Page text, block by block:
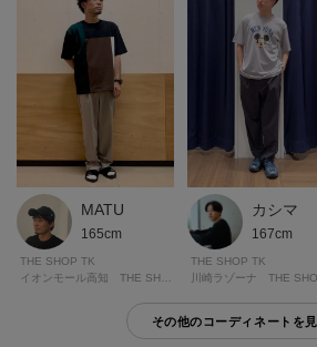
※ジーンズ仕上げの場合、製品寸法より－3cmか
※シングル（レディス）仕上げの場合、製品寸法
※シングル（メンズ）仕上げの場合、製品寸法よ
※ダブル仕上げの場合、製品寸法より－11cmから
加工方法は商品よって異なりますので入力画面で
モデル情報：身長182cm B77 W72 H87 着用サイ
MATU
165cm
THE SHOP TK
カシマ
167cm
THE SHOP TK
川崎ラゾーナ THE
その他のコーディネートを